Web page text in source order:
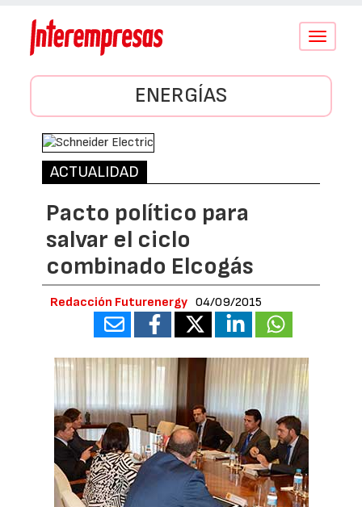
Conmutar
ENERGÍAS
ACTUALIDAD
Pacto político para
salvar el ciclo
combinado Elcogás
Redacción Futurenergy 04/09/2015